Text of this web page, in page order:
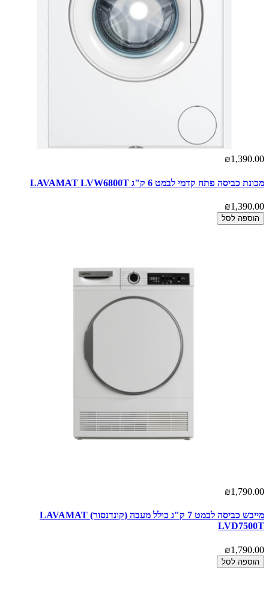
₪1,390.00
מכונת כביסה פתח קדמי לבמט 6 ק"ג LAVAMAT LVW6800T
₪1,390.00
הוספה לסל
₪1,790.00
מייבש כביסה לבמט 7 ק"ג כולל מעבה (קונדנסור) LAVAMAT
LVD7500T
₪1,790.00
הוספה לסל